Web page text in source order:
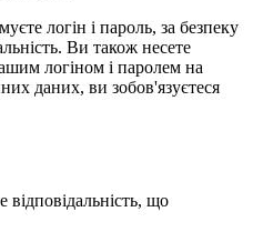
логін і пароль, за безпеку
Ви також несете
логіном і паролем на
даних, ви зобов'язуєтеся
що